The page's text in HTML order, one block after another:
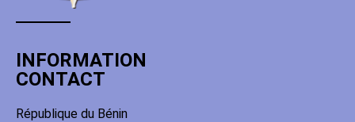
INFORMATION
CONTACT
République du Bénin